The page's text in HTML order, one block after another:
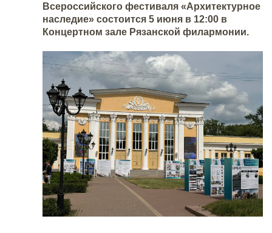
Всероссийского фестиваля «Архитектурное
наследие» состоится 5 июня в 12:00 в
Концертном зале Рязанской филармонии.